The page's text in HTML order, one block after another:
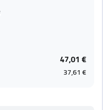
47,01 €
37,61 €